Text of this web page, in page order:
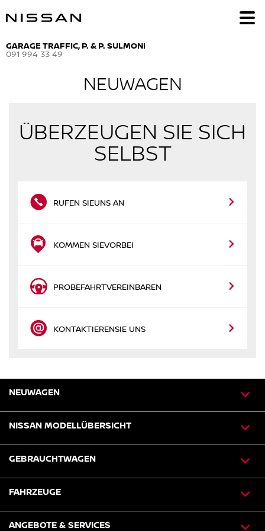
GARAGE TRAFFIC, P. & P. SULMONI
091 994 33 49
NEUWAGEN
ÜBERZEUGEN SIE SICH
SELBST
RUFEN SIEUNS AN
KOMMEN SIEVORBEI
PROBEFAHRTVEREINBAREN
KONTAKTIERENSIE UNS
NEUWAGEN
NISSAN MODELLÜBERSICHT
GEBRAUCHTWAGEN
FAHRZEUGE
ANGEBOTE & SERVICES